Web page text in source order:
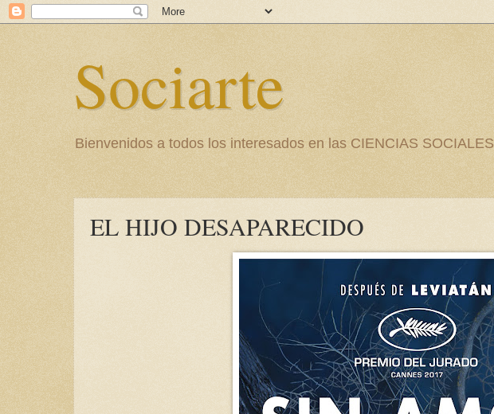
Sociarte
Bienvenidos a todos los interesados en las CIENCIAS
EL HIJO DESAPARECIDO